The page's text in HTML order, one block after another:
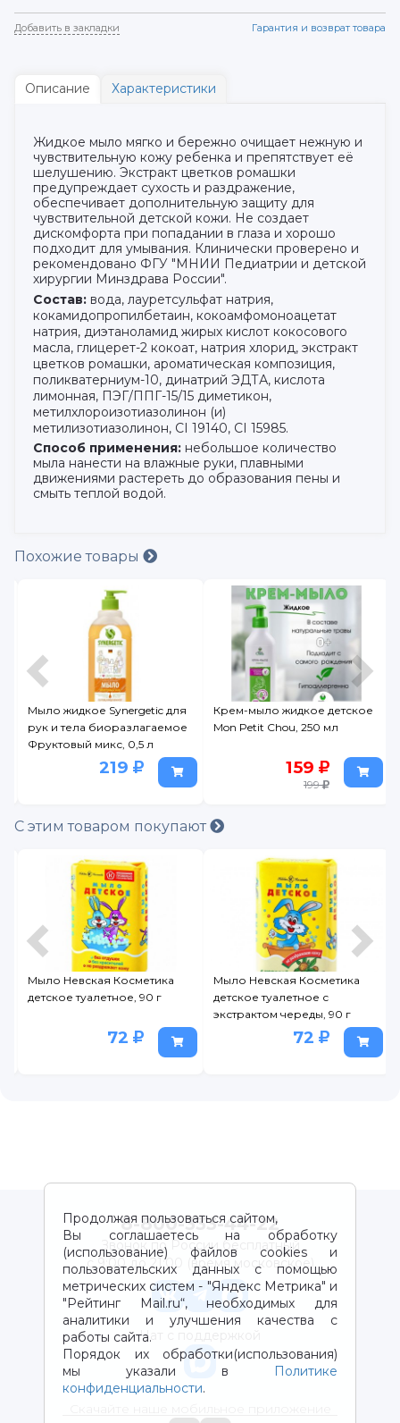
Добавить в закладки Гарантия и возврат товара
Описание Характеристики
Жидкое мыло мягко и бережно очищает нежную и
чувствительную кожу ребенка и препятствует её
шелушению. Экстракт цветков ромашки
предупреждает сухость и раздражение,
обеспечивает дополнительную защиту для
чувствительной детской кожи. Не создает
дискомфорта при попадании в глаза и хорошо
подходит для умывания. Клинически проверено и
рекомендовано ФГУ "МНИИ Педиатрии и детской
хирургии Минздрава России".
Состав: вода, лауретсульфат натрия,
кокамидопропилбетаин, кокоамфомоноацетат
натрия, диэтаноламид жирых кислот кокосового
масла, глицерет-2 кокоат, натрия хлорид, экстракт
цветков ромашки, ароматическая композиция,
поликватерниум-10, динатрий ЭДТА, кислота
лимонная, ПЭГ/ППГ-15/15 диметикон,
метилхлороизотиазолинон (и)
метилизотиазолинон, CI 19140, CI 15985.
Способ применения: небольшое количество
мыла нанести на влажные руки, плавными
движениями растереть до образования пены и
смыть теплой водой.
Похожие товары
Мыло жидкое Synergetic для
рук и тела биоразлагаемое
Фруктовый микс, 0,5 л
219
Крем-мыло жидкое детское
Mon Petit Chou, 250 мл
159
199
С этим товаром покупают
Мыло Невская Косметика
детское туалетное, 90 г
72
Мыло Невская Косметика
детское туалетное с
экстрактом череды, 90 г
72
Продолжая пользоваться сайтом,
Вы соглашаетесь на обработку
(использование) файлов cookies и
пользовательских данных с помощью
метрических систем - "Яндекс Метрика" и
"Рейтинг Mail.ru“, необходимых для
аналитики и улучшения качества с
работы сайта.
Порядок их обработки(использования)
мы указали в
Политике
конфиденциальности.
8-800-333-44-22
Звонок по России бесплатный
с 9:00 до 21:00 (время московское)
Чат с поддержкой